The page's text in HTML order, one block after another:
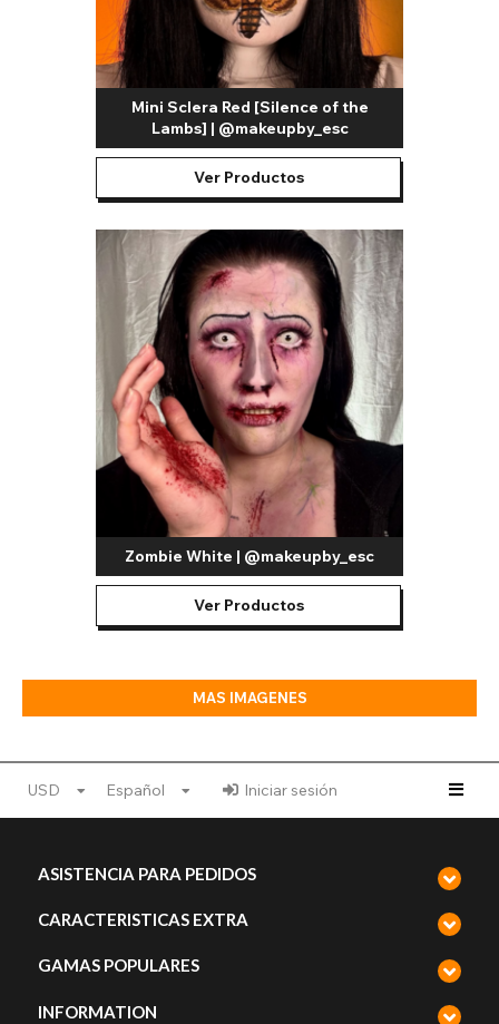
Mini Sclera Red [Silence of the
Lambs] | @makeupby_esc
Ver Productos
Zombie White | @makeupby_esc
Ver Productos
MAS IMAGENES
USD Español Iniciar sesión
ASISTENCIA PARA PEDIDOS
CARACTERISTICAS EXTRA
GAMAS POPULARES
INFORMATION